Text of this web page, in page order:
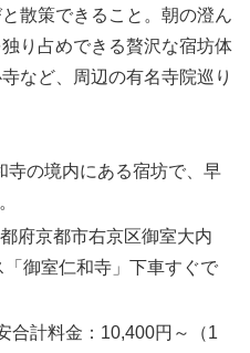
散策できること。朝の澄ん
り占めできる贅沢な宿坊体
など、周辺の有名寺院巡り
寺の境内にある宿坊で、早
府京都市右京区御室大内
御室仁和寺」下車すぐで
合計料金：10,400円～（1